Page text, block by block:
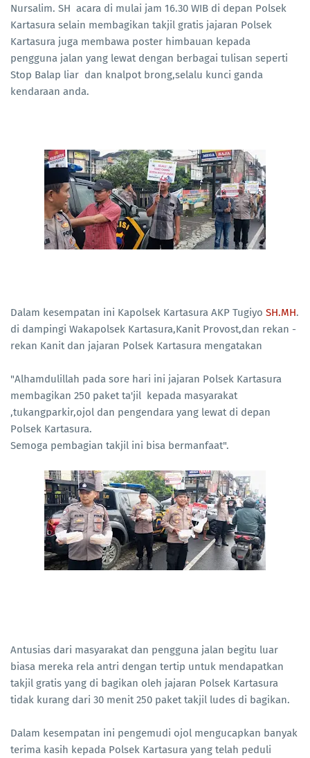
Nursalim. SH acara di mulai jam 16.30 WIB di depan Polsek
Kartasura selain membagikan takjil gratis jajaran Polsek
Kartasura juga membawa poster himbauan kepada
pengguna jalan yang lewat dengan berbagai tulisan seperti
Stop Balap liar dan knalpot brong,selalu kunci ganda
kendaraan anda.
Dalam kesempatan ini Kapolsek Kartasura AKP Tugiyo SH.MH.
di dampingi Wakapolsek Kartasura,Kanit Provost,dan rekan -
rekan Kanit dan jajaran Polsek Kartasura mengatakan
"Alhamdulillah pada sore hari ini jajaran Polsek Kartasura
membagikan 250 paket ta'jil kepada masyarakat
,tukangparkir,ojol dan pengendara yang lewat di depan
Polsek Kartasura.
Semoga pembagian takjil ini bisa bermanfaat".
Antusias dari masyarakat dan pengguna jalan begitu luar
biasa mereka rela antri dengan tertip untuk mendapatkan
takjil gratis yang di bagikan oleh jajaran Polsek Kartasura
tidak kurang dari 30 menit 250 paket takjil ludes di bagikan.
Dalam kesempatan ini pengemudi ojol mengucapkan banyak
terima kasih kepada Polsek Kartasura yang telah peduli